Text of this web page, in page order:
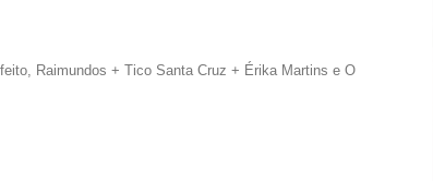
Raimundos + Tico Santa Cruz + Érika Martins e O